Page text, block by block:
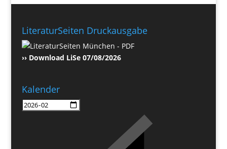
LiteraturSeiten Druckausgabe
›› Download LiSe 07/08/2026
Kalender